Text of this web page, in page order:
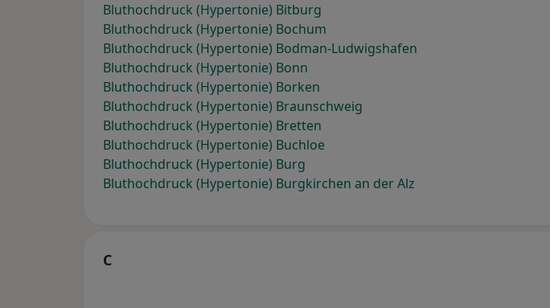
Bluthochdruck (Hypertonie) Bitburg
Bluthochdruck (Hypertonie) Bochum
Bluthochdruck (Hypertonie) Bodman-Ludwigshafen
Bluthochdruck (Hypertonie) Bonn
Bluthochdruck (Hypertonie) Borken
Bluthochdruck (Hypertonie) Braunschweig
Bluthochdruck (Hypertonie) Bretten
Bluthochdruck (Hypertonie) Buchloe
Bluthochdruck (Hypertonie) Burg
Bluthochdruck (Hypertonie) Burgkirchen an der Alz
C